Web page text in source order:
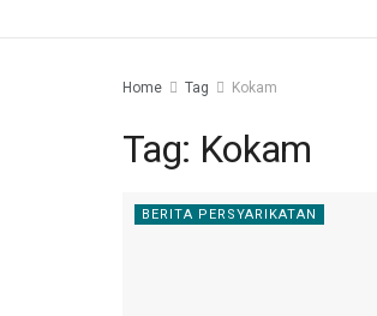
Home Tag Kokam
Tag: Kokam
BERITA PERSYARIKATAN